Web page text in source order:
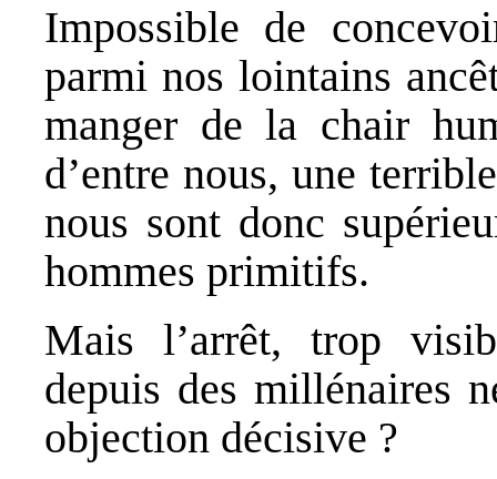
Impossible de
parmi nos lointains
manger de la chair
d’entre nous, une
nous sont donc
hommes primitifs.
Mais l’arrêt, trop
depuis des millénaires
objection décisive ?